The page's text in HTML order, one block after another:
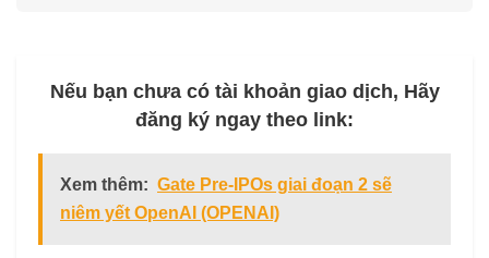
Nếu bạn chưa có tài khoản giao dịch, Hãy
đăng ký ngay theo link:
Xem thêm: Gate Pre-IPOs giai đoạn 2 sẽ
niêm yết OpenAI (OPENAI)